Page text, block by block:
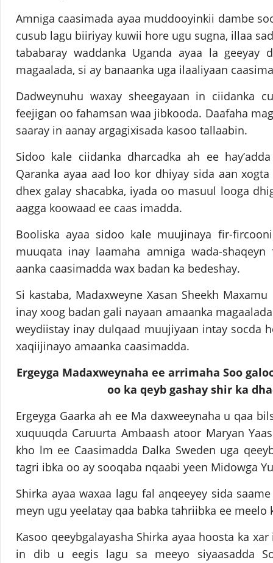
Amniga caasimada ayaa muddooyinkii dambe
cusub lagu biiriyay kuwii hore ugu sugna, illaa
tababaray waddanka Uganda ayaa la geeyay
magaalada, si ay banaanka uga ilaaliyaan
Dadweynuhu waxay sheegayaan in ciidanka
feejigan oo fahamsan waa jibkooda. Daafaha
saaray in aanay argagixisada kasoo tallaabin.
Sidoo kale ciidanka dharcadka ah ee
Qaranka ayaa aad loo kor dhiyay sida aan
dhex galay shacabka, iyada oo masuul looga
aagga koowaad ee caas imadda.
Booliska ayaa sidoo kale muujinaya fir-
muuqata inay laamaha amniga wada-
aanka caasimadda wax badan ka bedeshay.
Si kastaba, Madaxweyne Xasan Sheekh
inay xoog badan gali nayaan amaanka
weydiistay inay dulqaad muujiyaan intay socda
xaqiijinayo amaanka caasimadda.
Ergeyga Madaxweynaha ee arrimaha Soo
oo ka qeyb gashay shir ka
Ergeyga Gaarka ah ee Ma daxweeynaha u qaa
xuquuqda Caruurta Ambaash atoor Maryan
kho lm ee Caasimadda Dalka Sweden uga
tagri ibka oo ay sooqaba nqaabi yeen Midowga
Shirka ayaa waxaa lagu fal anqeeyey sida
meyn ugu yeelatay qaa babka tahriibka ee meelo
Kasoo qeeybgalayasha Shirka ayaa hoosta ka
in dib u eegis lagu sa meeyo siyaasadda